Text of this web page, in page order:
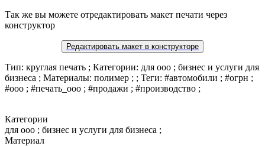
Так же вы можете отредактировать макет печати через
конструктор
Редактировать макет в конструкторе
Тип: круглая печать ; Категории: для ооо ; бизнес и услуги для
бизнеса ; Материалы: полимер ; ; Теги: #автомобили ; #огрн ;
#ооо ; #печать_ооо ; #продажи ; #производство ;
Категории
для ооо ; бизнес и услуги для бизнеса ;
Материал